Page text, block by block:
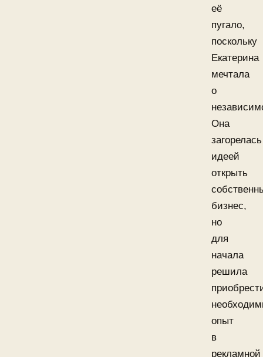
её
пугало,
поскольку
Екатерина
мечтала
о
Она
загорелась
идеей
открыть
бизнес,
но
для
начала
решила
опыт
в
рекламной